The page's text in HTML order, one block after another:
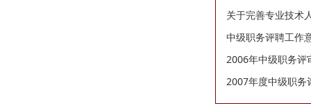
关于完善专业技术
中级职务评聘工作
2006年中级职务评
2007年度中级职务